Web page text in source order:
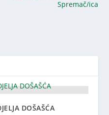
Spremač/ica
DOŠAŠĆA